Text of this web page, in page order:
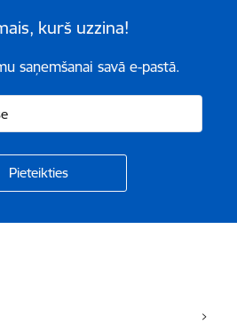
kurš uzzina!
saņemšanai savā e-pastā.